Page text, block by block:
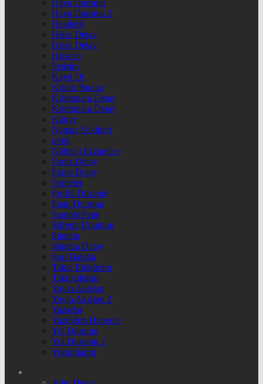
Hava Durumu
Hava Durumu 2
Header4
Hisse Detay
Hisse Detay
Hisseler
İletişim
Kayıt Ol
Kripto Paralar
Kriptopara Detay
Kriptopara Detay
Künye
Namaz Vakitleri
nnbil
Nöbetçi Eczaneler
Parite Detay
Parite Detay
Pariteler
Profili Düzenle
Puan Durumu
Sample Page
Şifremi Unuttum
Sinema
Sinema Detay
Son Dakika
Takip Ettiklerim
Takipçilerim
Yayın Akışları
Yayın Akışları 2
Yazarlar
Yazdığım Haberler
Yol Durumu
Yol Durumu 2
Yorumlarım